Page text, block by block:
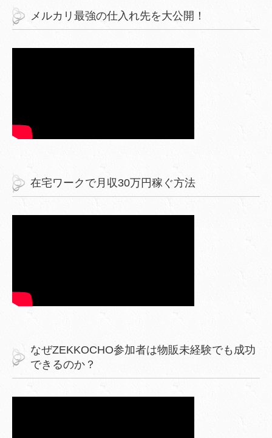
メルカリ最強の仕入れ先を大公開！
在宅ワークで月収30万円稼ぐ方法
なぜZEKKOCHO参加者は物販未経験でも成功
できるのか？